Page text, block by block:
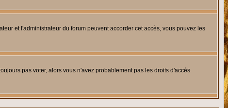
et l'administrateur du forum peuvent accorder cet accès, vous pouvez les
pas voter, alors vous n'avez probablement pas les droits d'accès